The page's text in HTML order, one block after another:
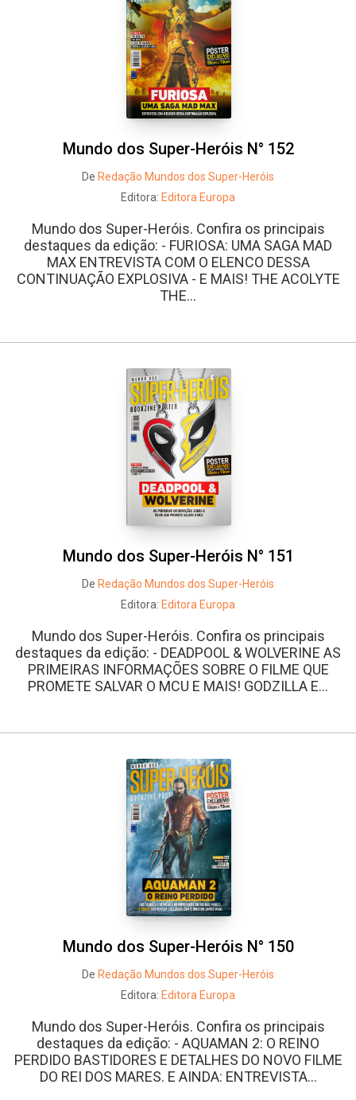
Mundo dos Super-Heróis N° 152
De Redação Mundos dos Super-Heróis
Editora: Editora Europa
Mundo dos Super-Heróis. Confira os principais
destaques da edição: - FURIOSA: UMA SAGA MAD
MAX ENTREVISTA COM O ELENCO DESSA
CONTINUAÇÃO EXPLOSIVA - E MAIS! THE ACOLYTE
THE...
Mundo dos Super-Heróis N° 151
De Redação Mundos dos Super-Heróis
Editora: Editora Europa
Mundo dos Super-Heróis. Confira os principais
destaques da edição: - DEADPOOL & WOLVERINE AS
PRIMEIRAS INFORMAÇÕES SOBRE O FILME QUE
PROMETE SALVAR O MCU E MAIS! GODZILLA E...
Mundo dos Super-Heróis N° 150
De Redação Mundos dos Super-Heróis
Editora: Editora Europa
Mundo dos Super-Heróis. Confira os principais
destaques da edição: - AQUAMAN 2: O REINO
PERDIDO BASTIDORES E DETALHES DO NOVO FILME
DO REI DOS MARES. E AINDA: ENTREVISTA...
Facebook Twitter